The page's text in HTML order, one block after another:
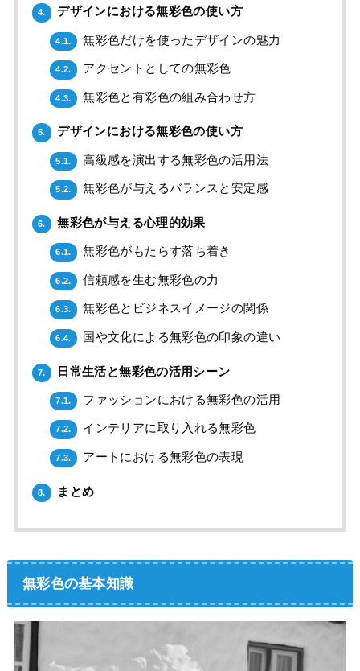
4. デザインにおける無彩色の使い方
4.1. 無彩色だけを使ったデザインの魅力
4.2. アクセントとしての無彩色
4.3. 無彩色と有彩色の組み合わせ方
5. デザインにおける無彩色の使い方
5.1. 高級感を演出する無彩色の活用法
5.2. 無彩色が与えるバランスと安定感
6. 無彩色が与える心理的効果
6.1. 無彩色がもたらす落ち着き
6.2. 信頼感を生む無彩色の力
6.3. 無彩色とビジネスイメージの関係
6.4. 国や文化による無彩色の印象の違い
7. 日常生活と無彩色の活用シーン
7.1. ファッションにおける無彩色の活用
7.2. インテリアに取り入れる無彩色
7.3. アートにおける無彩色の表現
8. まとめ
無彩色の基本知識